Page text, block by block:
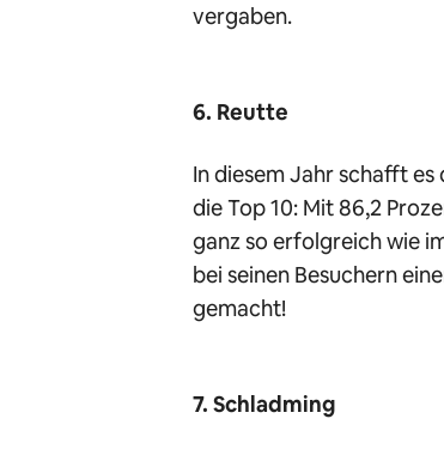
vergaben.
6. Reutte
In diesem Jahr schafft
die Top 10: Mit 86,2
ganz so erfolgreich wie
bei seinen Besuchern
gemacht!
7. Schladming